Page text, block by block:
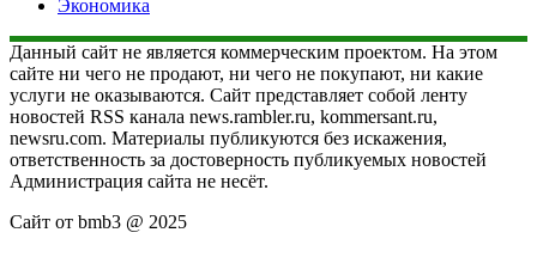
Экономика
Данный сайт не является коммерческим проектом. На этом
сайте ни чего не продают, ни чего не покупают, ни какие
услуги не оказываются. Сайт представляет собой ленту
новостей RSS канала news.rambler.ru, kommersant.ru,
newsru.com. Материалы публикуются без искажения,
ответственность за достоверность публикуемых новостей
Администрация сайта не несёт.
Сайт от bmb3 @ 2025